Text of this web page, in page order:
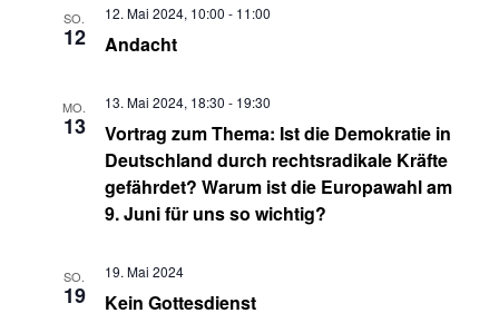
SO.
12 Andacht
12. Mai 2024, 10:00 - 11:00
MO.
13
Vortrag zum Thema: Ist die Demokratie in
Deutschland durch rechtsradikale Kräfte
gefährdet? Warum ist die Europawahl am
9. Juni für uns so wichtig?
13. Mai 2024, 18:30 - 19:30
SO.
19 Kein Gottesdienst
19. Mai 2024